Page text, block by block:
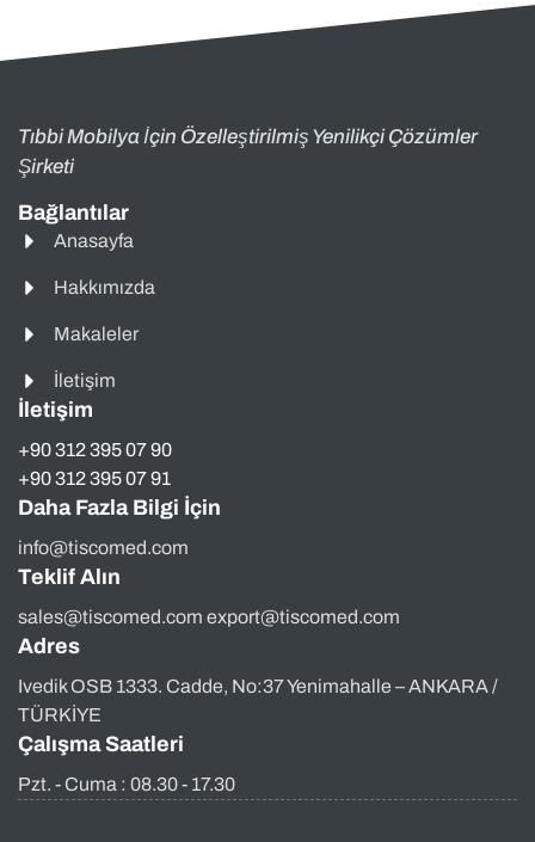
Tıbbi Mobilya İçin Özelleştirilmiş Yenilikçi Çözümler
Şirketi
Bağlantılar
Anasayfa
Hakkımızda
Makaleler
İletişim
İletişim
+90 312 395 07 90
+90 312 395 07 91
Daha Fazla Bilgi İçin
info@tiscomed.com
Teklif Alın
sales@tiscomed.com export@tiscomed.com
Adres
Ivedik OSB 1333. Cadde, No:37 Yenimahalle – ANKARA /
TÜRKİYE
Çalışma Saatleri
Pzt. - Cuma : 08.30 - 17.30